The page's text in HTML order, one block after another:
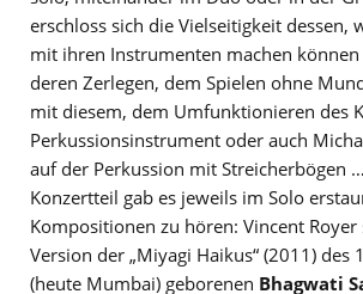
erschloss sich die Vielseitigkeit dessen,
mit ihren Instrumenten machen können
deren Zerlegen, dem Spielen ohne
mit diesem, dem Umfunktionieren des
Perkussionsinstrument oder auch
auf der Perkussion mit Streicherbögen
Konzertteil gab es jeweils im Solo
Kompositionen zu hören: Vincent
Version der „Miyagi Haikus“ (2011) des
(heute Mumbai) geborenen Bhagwati